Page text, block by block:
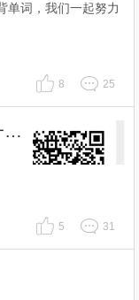
单词，我们一起努力
8 25
西语学习交流，需要的来大家一起努力
5 31